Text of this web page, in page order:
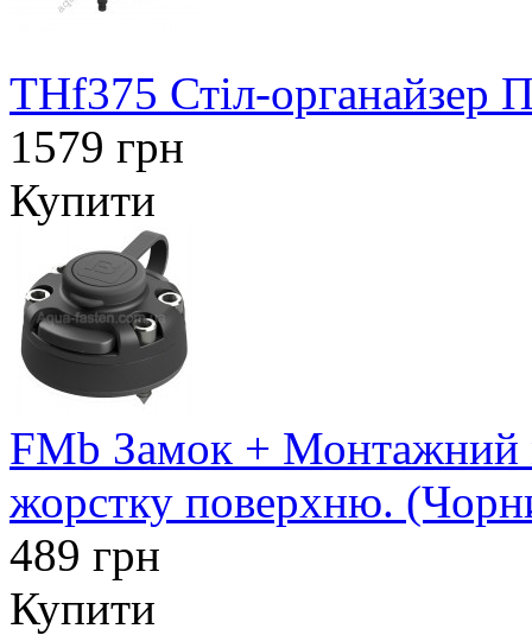
THf375 Стіл-органайзер
1579 грн
Купити
FMb Замок + Монтажний
жорстку поверхню.
489 грн
Купити